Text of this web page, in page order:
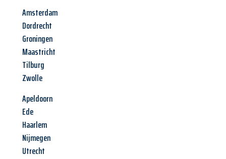
Amsterdam
Dordrecht
Groningen
Maastricht
Tilburg
Zwolle
Apeldoorn
Ede
Haarlem
Nijmegen
Utrecht